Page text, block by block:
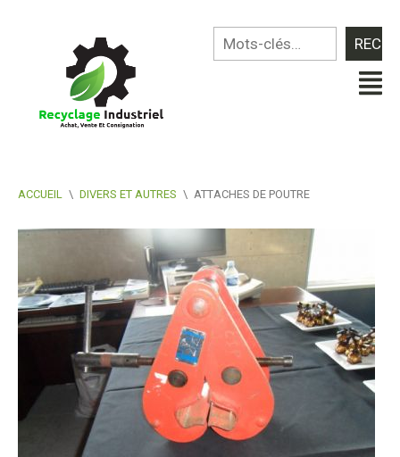
ACCUEIL \ DIVERS ET AUTRES \ ATTACHES DE POUTRE